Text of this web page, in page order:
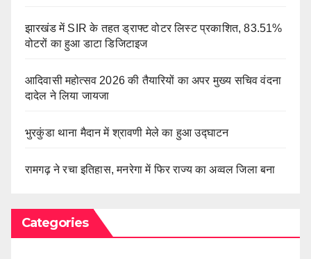
झारखंड में SIR के तहत ड्राफ्ट वोटर लिस्ट प्रकाशित, 83.51%
वोटरों का हुआ डाटा डिजिटाइज
आदिवासी महोत्सव 2026 की तैयारियों का अपर मुख्य सचिव वंदना
दादेल ने लिया जायजा
भुरकुंडा थाना मैदान में श्रावणी मेले का हुआ उद्घाटन
रामगढ़ ने रचा इतिहास, मनरेगा में फिर राज्य का अव्वल जिला बना
Categories